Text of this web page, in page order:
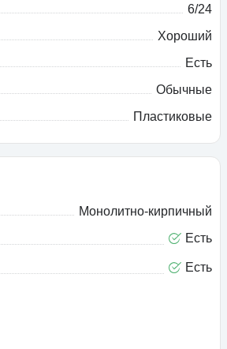
6/24
Хороший
Есть
Обычные
Пластиковые
Монолитно-кирпичный
Есть
Есть